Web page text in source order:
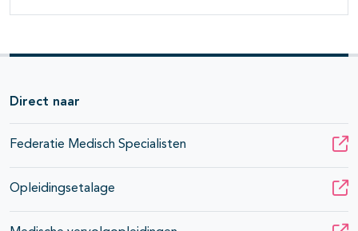
Direct naar
Federatie Medisch Specialisten
Opleidingsetalage